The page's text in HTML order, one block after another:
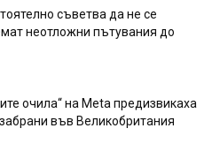
съветва да не се
неотложни пътувания до
очила“ на Meta предизвикаха
във Великобритания